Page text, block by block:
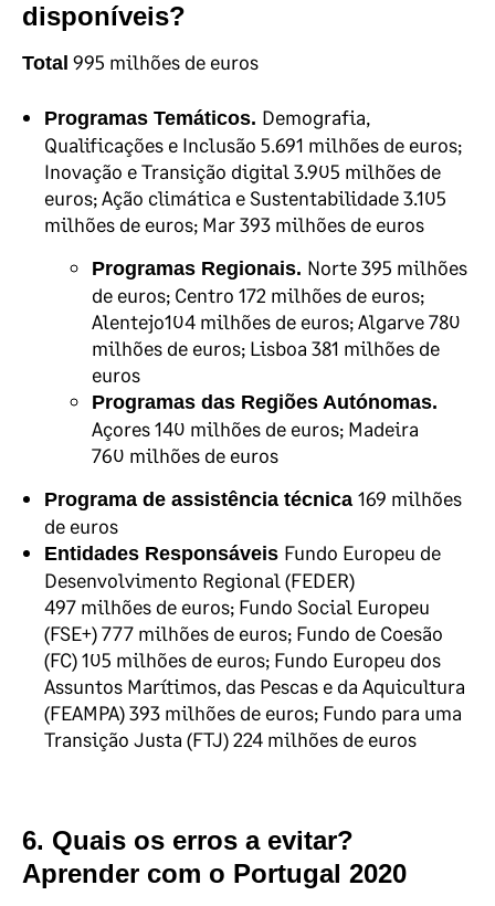
disponíveis?
Total 995 milhões de euros
Programas Temáticos. Demografia,
Qualificações e Inclusão 5.691 milhões de euros;
Inovação e Transição digital 3.905 milhões de
euros; Ação climática e Sustentabilidade 3.105
milhões de euros; Mar 393 milhões de euros
Programas Regionais. Norte 395 milhões
de euros; Centro 172 milhões de euros;
Alentejo104 milhões de euros; Algarve 780
milhões de euros; Lisboa 381 milhões de
euros
Programas das Regiões Autónomas.
Açores 140 milhões de euros; Madeira
760 milhões de euros
Programa de assistência técnica 169 milhões
de euros
Entidades Responsáveis Fundo Europeu de
Desenvolvimento Regional (FEDER)
497 milhões de euros; Fundo Social Europeu
(FSE+) 777 milhões de euros; Fundo de Coesão
(FC) 105 milhões de euros; Fundo Europeu dos
Assuntos Marítimos, das Pescas e da Aquicultura
(FEAMPA) 393 milhões de euros; Fundo para uma
Transição Justa (FTJ) 224 milhões de euros
6. Quais os erros a evitar?
Aprender com o Portugal 2020